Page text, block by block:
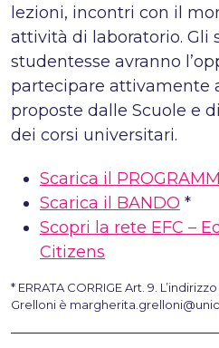
lezioni, incontri con il
attività di laboratorio. Gli
studentesse avranno
partecipare attivamente
proposte dalle Scuole e
dei corsi universitari.
Scarica il
Scarica il BANDO *
Scopri la rete EFC –
Citizens
* ERRATA CORRIGE Art. 9.
Grelloni è